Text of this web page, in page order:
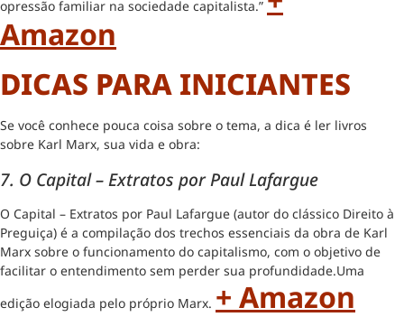
opressão familiar na sociedade capitalista.”
Amazon
DICAS PARA INICIANTES
Se você conhece pouca coisa sobre o tema, a dica é ler livros
sobre Karl Marx, sua vida e obra:
7. O Capital – Extratos por Paul Lafargue
O Capital – Extratos por Paul Lafargue (autor do clássico Direito à
Preguiça) é a compilação dos trechos essenciais da obra de Karl
Marx sobre o funcionamento do capitalismo, com o objetivo de
facilitar o entendimento sem perder sua profundidade.Uma
edição elogiada pelo próprio Marx. + Amazon